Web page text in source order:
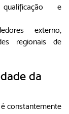
e
externo,
regionais de
da
constantemente